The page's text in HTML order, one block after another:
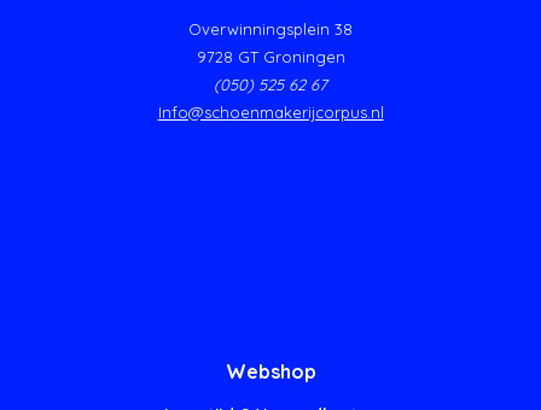
Overwinningsplein 38
9728 GT Groningen
(050) 525 62 67
Info@schoenmakerijcorpus.nl
Webshop